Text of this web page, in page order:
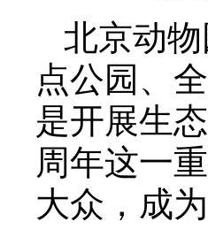
北京动
点公园、
是开展生
周年这一
大众，成